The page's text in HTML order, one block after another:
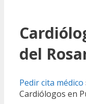
del
Pedir cita médico
Cardiólogos en